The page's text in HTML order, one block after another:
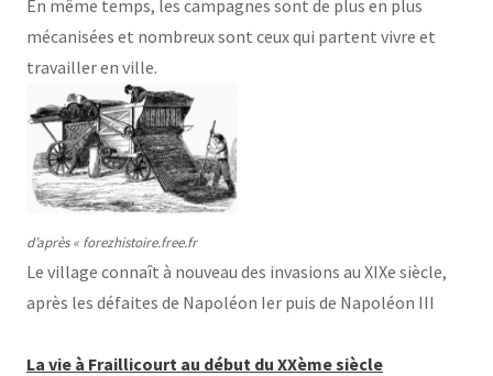
En même temps, les campagnes sont de plus en plus
mécanisées et nombreux sont ceux qui partent vivre et
travailler en ville.
d’après « forezhistoire.free.fr
Le village connaît à nouveau des invasions au XIXe siècle,
après les défaites de Napoléon Ier puis de Napoléon III
La vie à Fraillicourt au début du XXème siècle